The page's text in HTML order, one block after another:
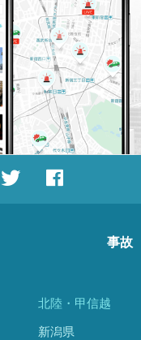
事故
北陸・甲信越
新潟県